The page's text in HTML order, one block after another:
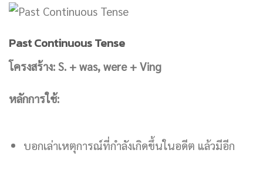
Past Continuous Tense
โครงสร้าง: S. + was, were + Ving
หลักการใช้:
บอกเล่าเหตุการณ์ที่กำลังเกิดขึ้นในอดีต แล้วมีอีก